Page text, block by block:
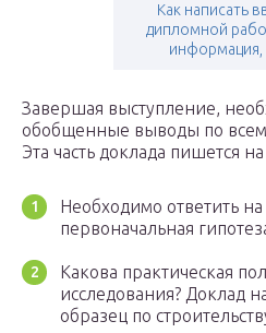
Как написать
дипломной
Завершая выступление,
обобщенные выводы по
Эта часть доклада пишется
Необходимо ответить
первоначальная
Какова практическая
исследования? Доклад
образец по